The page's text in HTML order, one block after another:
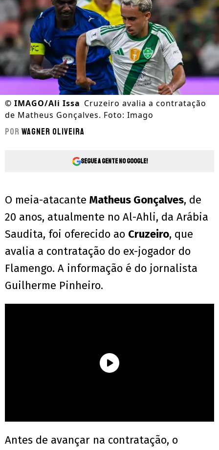
© IMAGO/Ali Issa Cruzeiro avalia a contratação
de Matheus Gonçalves. Foto: Imago
Por Wagner Oliveira
Segue a gente no Google!
O meia-atacante Matheus Gonçalves, de
20 anos, atualmente no Al-Ahli, da Arábia
Saudita, foi oferecido ao Cruzeiro, que
avalia a contratação do ex-jogador do
Flamengo. A informação é do jornalista
Guilherme Pinheiro.
Antes de avançar na contratação, o